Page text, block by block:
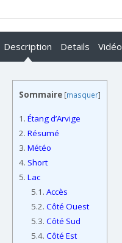
Description Details Vidéo
Sommaire [masquer]
1. Étang d’Arvige
2. Résumé
3. Météo
4. Short
5. Lac
5.1. Accès
5.2. Côté Ouest
5.3. Côté Sud
5.4. Côté Est